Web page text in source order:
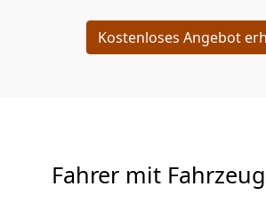
Kostenloses Angebot
Fahrer mit